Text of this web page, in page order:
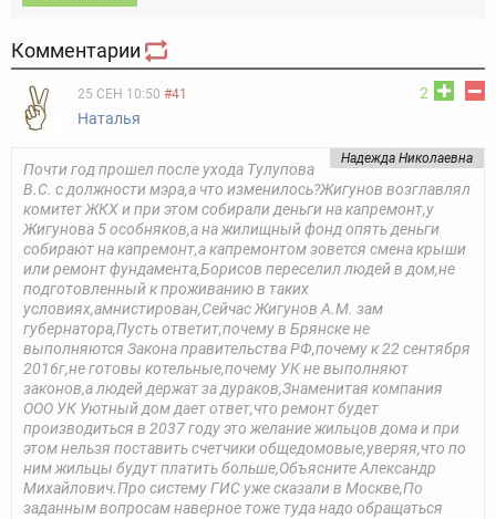
Комментарии
2
25 СЕН 10:50 #41
Наталья
Надежда Николаевна
Почти год прошел после ухода Тулупова
В.С. с должности мэра,а что изменилось?Жигунов возглавлял
комитет ЖКХ и при этом собирали деньги на капремонт,у
Жигунова 5 особняков,а на жилищный фонд опять деньги
собирают на капремонт,а капремонтом зовется смена крыши
или ремонт фундамента,Борисов переселил людей в дом,не
подготовленный к проживанию в таких
условиях,амнистирован,Сейчас Жигунов А.М. зам
губернатора,Пусть ответит,почему в Брянске не
выполняются Закона правительства РФ,почему к 22 сентября
2016г,не готовы котельные,почему УК не выполняют
законов,а людей держат за дураков,Знаменитая компания
ООО УК Уютный дом дает ответ,что ремонт будет
производиться в 2037 году это желание жильцов дома и при
этом нельзя поставить счетчики общедомовые,уверяя,что по
ним жильцы будут платить больше,Объясните Александр
Михайлович.Про систему ГИС уже сказали в Москве,По
заданным вопросам наверное тоже туда надо обращаться